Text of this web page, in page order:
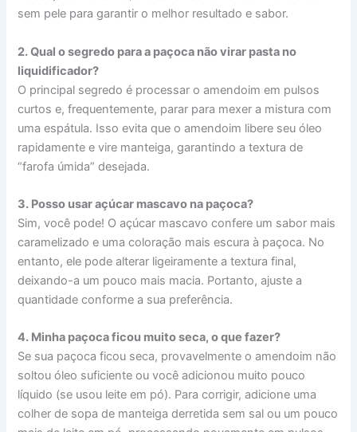
sem pele para garantir o melhor resultado e sabor.
2. Qual o segredo para a paçoca não virar pasta no
liquidificador?
O principal segredo é processar o amendoim em pulsos
curtos e, frequentemente, parar para mexer a mistura com
uma espátula. Isso evita que o amendoim libere seu óleo
rapidamente e vire manteiga, garantindo a textura de
“farofa úmida” desejada.
3. Posso usar açúcar mascavo na paçoca?
Sim, você pode! O açúcar mascavo confere um sabor mais
caramelizado e uma coloração mais escura à paçoca. No
entanto, ele pode alterar ligeiramente a textura final,
deixando-a um pouco mais macia. Portanto, ajuste a
quantidade conforme a sua preferência.
4. Minha paçoca ficou muito seca, o que fazer?
Se sua paçoca ficou seca, provavelmente o amendoim não
soltou óleo suficiente ou você adicionou muito pouco
líquido (se usou leite em pó). Para corrigir, adicione uma
colher de sopa de manteiga derretida sem sal ou um pouco